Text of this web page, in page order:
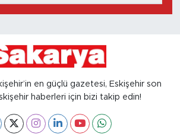
en güçlü gazetesi, Eskişehir son
haberleri için bizi takip edin!